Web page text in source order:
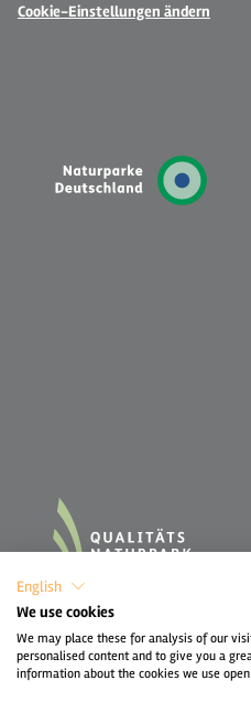
Cookie-Einstellungen ändern
English
We use cookies
We may place these for analysis of our
personalised content and to give you a
information about the cookies we use